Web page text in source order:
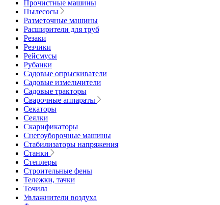
Прочистные машины
Пылесосы
Разметочные машины
Расширители для труб
Резаки
Резчики
Рейсмусы
Рубанки
Садовые опрыскиватели
Садовые измельчители
Садовые тракторы
Сварочные аппараты
Секаторы
Сеялки
Скарификаторы
Снегоуборочные машины
Стабилизаторы напряжения
Станки
Степлеры
Строительные фены
Тележки, тачки
Точила
Увлажнители воздуха